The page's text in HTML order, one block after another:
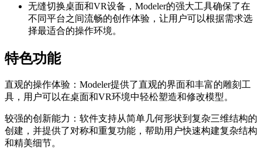
无缝切换桌面和VR设备，Modeler的强大工具确保了在
不同平台之间流畅的创作体验，让用户可以根据需求选
择最适合的操作环境。
特色功能
直观的操作体验：Modeler提供了直观的界面和丰富的雕刻工
具，用户可以在桌面和VR环境中轻松塑造和修改模型。
较强的创新能力：软件支持从简单几何形状到复杂三维结构的
创建，并提供了对称和重复功能，帮助用户快速构建复杂结构
和精美细节。